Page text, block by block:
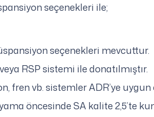
seçenekleri ile;
seçenekleri mevcuttur.
RSP sistemi ile donatılmıştır.
fren vb. sistemler ADR’ye
öncesinde SA kalite 2,5’te